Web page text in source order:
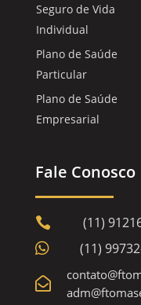
Seguro de Vida
Individual
Plano de Saúde
Particular
Plano de Saúde
Empresarial
Fale Conosco
 (11)
 (11)
